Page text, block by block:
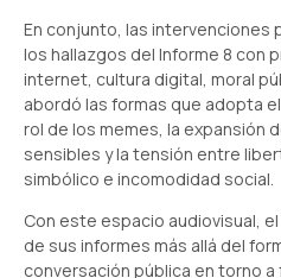
En conjunto, las intervenciones
los hallazgos del Informe 8 con
internet, cultura digital, moral
abordó las formas que adopta
rol de los memes, la expansión
sensibles y la tensión entre
simbólico e incomodidad social.
Con este espacio audiovisual, el
de sus informes más allá del
conversación pública en torno